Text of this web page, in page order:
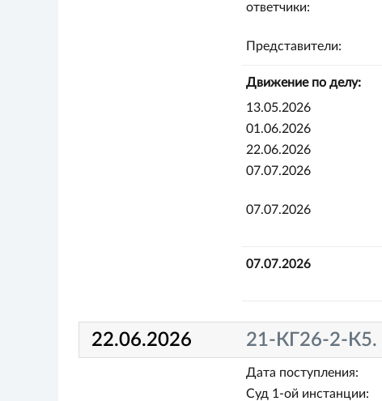
ответчики:
Представители:
Движение по делу:
13.05.2026
01.06.2026
22.06.2026
07.07.2026
07.07.2026
07.07.2026
22.06.2026 21-КГ26-2-К5.
Дата поступления:
Суд 1-ой инстанции: